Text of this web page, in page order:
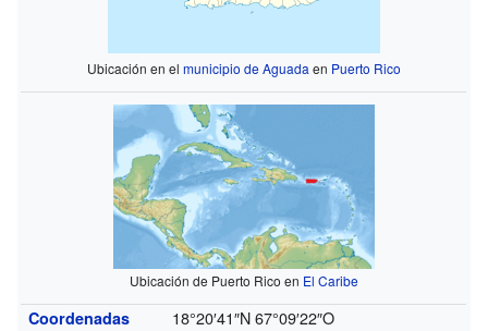
Ubicación en el municipio de Aguada en Puerto Rico
Ubicación de Puerto Rico en El Caribe
Coordenadas 18°20′41″N 67°09′22″O